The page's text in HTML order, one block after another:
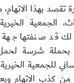
بهذا الاتهام،
الجمعية
قد صنفتها جهة
بحملة شرسة
للجمعية
من كذب الاتهام